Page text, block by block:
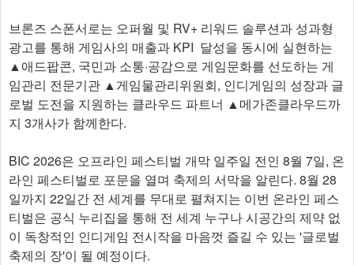
브론즈 스폰서로는 오퍼월 및 RV+ 리워드 솔루션과 성과형
광고를 통해 게임사의 매출과 KPI 달성을 동시에 실현하는
▲애드팝콘, 국민과 소통·공감으로 게임문화를 선도하는 게
임관리 전문기관 ▲게임물관리위원회, 인디게임의 성장과 글
로벌 도전을 지원하는 클라우드 파트너 ▲메가존클라우드까
지 3개사가 함께한다.
BIC 2026은 오프라인 페스티벌 개막 일주일 전인 8월 7일, 온
라인 페스티벌로 포문을 열며 축제의 서막을 알린다. 8월 28
일까지 22일간 전 세계를 무대로 펼쳐지는 이번 온라인 페스
티벌은 공식 누리집을 통해 전 세계 누구나 시공간의 제약 없
이 독창적인 인디게임 전시작을 마음껏 즐길 수 있는 '글로벌
축제의 장'이 될 예정이다.